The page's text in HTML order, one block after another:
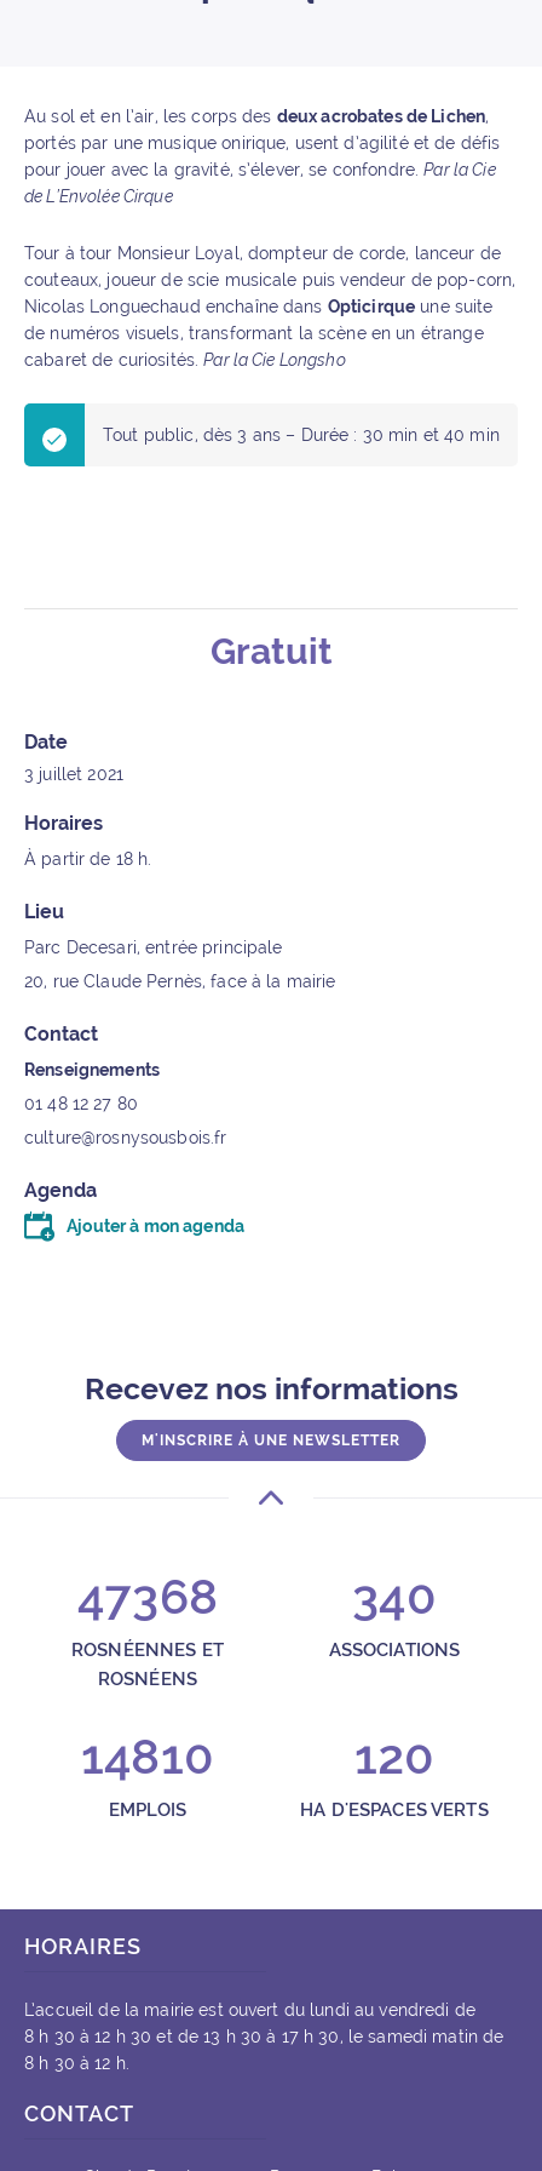
Au sol et en l’air, les corps des deux acrobates de Lichen,
portés par une musique onirique, usent d’agilité et de défis
pour jouer avec la gravité, s’élever, se confondre.Par la Cie
de L’Envolée Cirque
Tour à tour Monsieur Loyal, dompteur de corde, lanceur de
couteaux, joueur de scie musicale puis vendeur de pop-corn,
Nicolas Longuechaud enchaîne dans Opticirque une suite
de numéros visuels, transformant la scène en un étrange
cabaret de curiosités.Par la Cie Longsho
Tout public, dès 3 ans – Durée : 30 min et 40 min
Détails de l’événementGratuit
Date
3 juillet 2021
Horaires
À partir de 18 h.
Lieu
Parc Decesari, entrée principale
20, rue Claude Pernès, face à la mairie
Contact
Renseignements
01 48 12 27 80
culture@rosnysousbois.fr
Agenda
Ajouter à mon agenda
Télécharger le fichier .ics (moins d’un kilo-octet)
Recevez nos informations
M'INSCRIRE À UNE NEWSLETTER
47368
ROSNÉENNES ET
ROSNÉENS
340
ASSOCIATIONS
14810
EMPLOIS
120
HA D'ESPACES VERTS
HORAIRES
L’accueil de la mairie est ouvert du lundi au vendredi de
8 h 30 à 12 h 30 et de 13 h 30 à 17 h 30, le samedi matin de
8 h 30 à 12 h.
CONTACT